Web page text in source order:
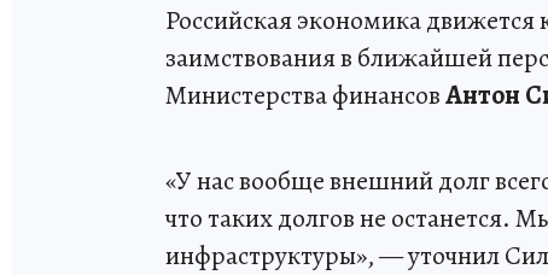
Российская экономика
заимствования в ближайшей
Министерства финансовАнтон
«У нас вообще внешний долг
что таких долгов не останется.
инфраструктуры», — уточнил